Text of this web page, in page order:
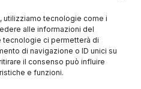
utilizziamo tecnologie come i
alle informazioni del
ci permetterà di
di navigazione o ID unici su
il consenso può influire
e funzioni.